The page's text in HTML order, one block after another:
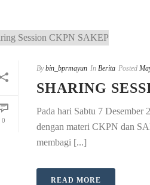
0
By bin_bprmayun In Berita Posted
SHARING
Pada hari Sabtu 7 Desember
dengan materi CKPN dan
membagi [...]
READ MORE